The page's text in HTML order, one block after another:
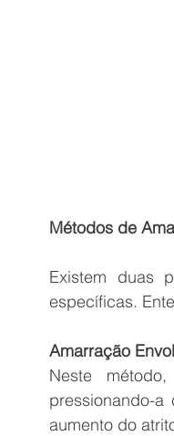
Métodos de
Existem duas
específicas.
Amarração
Neste
pressionando-
aumento do